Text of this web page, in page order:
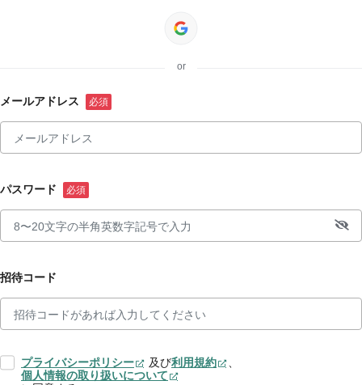
or
メールアドレス
パスワード
招待コード
プライバシーポリシー 及び利用規約
、
個人情報の取り扱いについて